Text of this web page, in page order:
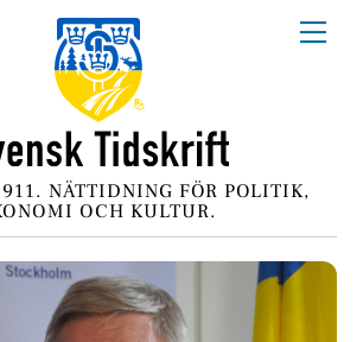
NÄTTIDNING FÖR POLITIK,
OCH KULTUR.